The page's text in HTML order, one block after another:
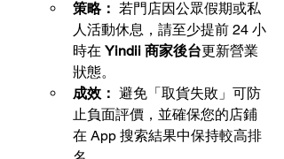
策略： 若門店因公眾假期或私
人活動休息，請至少提前 24 小
時在 Yindii 商家後台更新營業
狀態。
成效： 避免「取貨失敗」可防
止負面評價，並確保您的店鋪
在 App 搜索結果中保持較高排